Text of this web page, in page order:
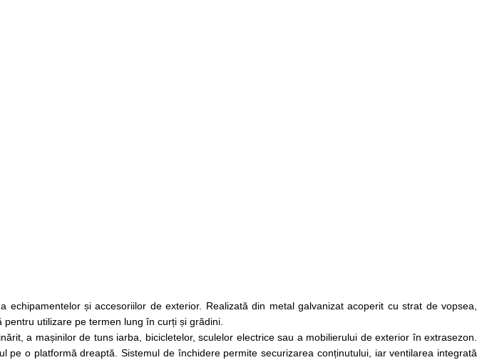
și accesoriilor de exterior. Realizată din metal galvanizat acoperit cu strat de vopsea,
utilizare pe termen lung în curți și grădini.
a mașinilor de tuns iarba, bicicletelor, sculelor electrice sau a mobilierului de exterior în extrasezon.
o platformă dreaptă. Sistemul de închidere permite securizarea conținutului, iar ventilarea integrată